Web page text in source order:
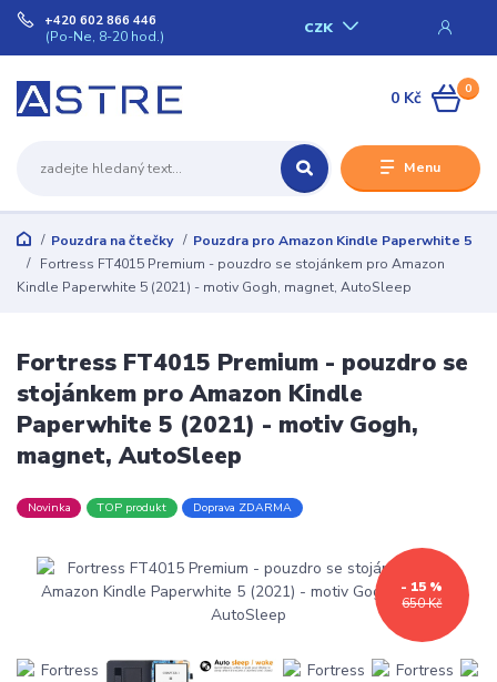
Menu
CZK
+420 602 866 446
(Po-Ne, 8-20 hod.)
0
0 Kč
Pouzdra na čtečky
Pouzdra pro Amazon Kindle Paperwhite 5
Fortress FT4015 Premium - pouzdro se stojánkem pro Amazon
Kindle Paperwhite 5 (2021) - motiv Gogh, magnet, AutoSleep
Fortress FT4015 Premium - pouzdro se
stojánkem pro Amazon Kindle
Paperwhite 5 (2021) - motiv Gogh,
magnet, AutoSleep
Novinka TOP produkt Doprava ZDARMA
650 Kč
- 15 %